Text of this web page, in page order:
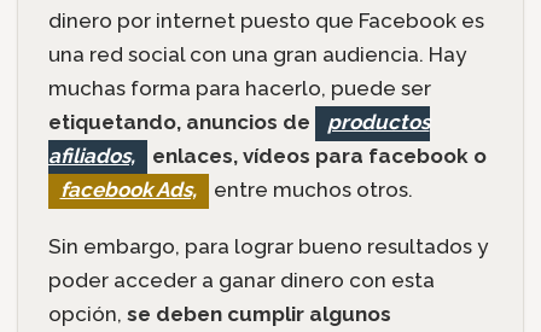
dinero por internet puesto que Facebook es
una red social con una gran audiencia. Hay
muchas forma para hacerlo, puede ser
etiquetando, anuncios de
productos
afiliados,
enlaces, vídeos para facebook o
facebook Ads,
entre muchos otros.
Sin embargo, para lograr bueno resultados y
poder acceder a ganar dinero con esta
opción, se deben cumplir algunos